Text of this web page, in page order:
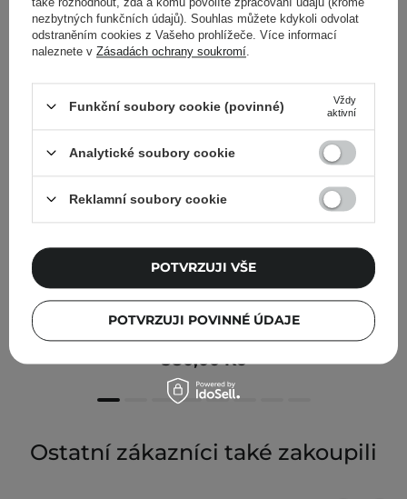
Timeless - Skin Care - Hyaluronic Acid + Vitamin C
Serum - Sérum s kyselinou hyaluronovou a vitamínem
C - 30 ml
380,00 Kč
Ostatní zákazníci také zakoupili
nezbytných funkčních údajů). Souhlas můžete kdykoli odvolat
odstraněním cookies z Vašeho prohlížeče. Více informací
naleznete v Zásadách ochrany soukromí
Funkční soubory cookie (povinné)
Vždy
aktivní
Analytické soubory cookie
Reklamní soubory cookie
POTVRZUJI POVINNÉ ÚDAJE
POTVRZUJI VŠE